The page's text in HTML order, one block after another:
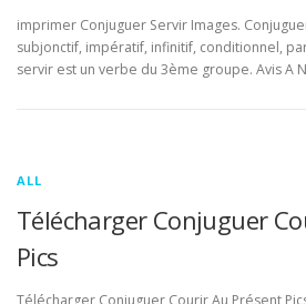
imprimer Conjuguer Servir Images.
subjonctif, impératif, infinitif, conditionnel,
servir est un verbe du 3ème groupe. Avis A
ALL
Télécharger Conjuguer
Pics